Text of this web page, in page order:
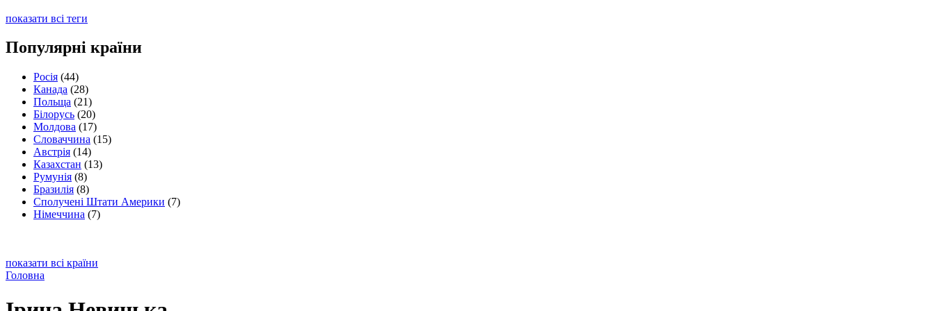
показати всі теги
Популярні країни
Росія (44)
Канада (28)
Польща (21)
Білорусь (20)
Молдова (17)
Словаччина (15)
Австрія (14)
Казахстан (13)
Румунія (8)
Бразилія (8)
Сполучені Штати Америки (7)
Німеччина (7)
показати всі країни
Головна